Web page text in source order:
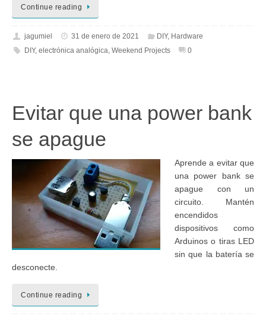
Continue reading
jagumiel 31 de enero de 2021 DIY, Hardware
DIY, electrónica analógica, Weekend Projects 0
Evitar que una power bank
se apague
Aprende a evitar que
una power bank se
apague con un
circuito. Mantén
encendidos
dispositivos como
Arduinos o tiras LED
sin que la batería se
desconecte.
Continue reading